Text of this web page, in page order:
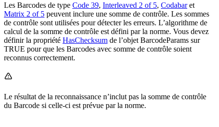
Les Barcodes de type Code 39, Interleaved 2 of 5, Codabaret
Matrix 2 of 5 peuvent inclure une somme de contrôle. Les sommes
de contrôle sont utilisées pour détecter les erreurs. L’algorithme de
calcul de la somme de contrôle est défini par la norme. Vous devez
définir la propriété HasChecksum de l’objet BarcodeParams sur
TRUE pour que les Barcodes avec somme de contrôle soient
reconnus correctement.
Le résultat de la reconnaissance n’inclut pas la somme de contrôle
du Barcode si celle-ci est prévue par la norme.